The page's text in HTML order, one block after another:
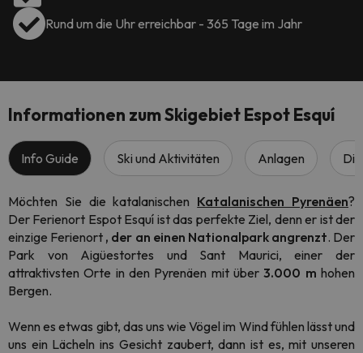
Rund um die Uhr erreichbar - 365 Tage im Jahr
Informationen zum Skigebiet Espot Esquí
Info Guide Ski und Aktivitäten Anlagen
Möchten Sie die katalanischen Katalanischen Pyrenäen?
Der Ferienort Espot Esquí ist das perfekte Ziel, denn er ist der
einzige Ferienort , der an einen Nationalpark angrenzt. Der
Park von Aigüestortes und Sant Maurici, einer der
attraktivsten Orte in den Pyrenäen mit über3.000 m hohen
Bergen.
Wenn es etwas gibt, das uns wie Vögel im Wind fühlen lässt und
uns ein Lächeln ins Gesicht zaubert, dann ist es, mit unseren